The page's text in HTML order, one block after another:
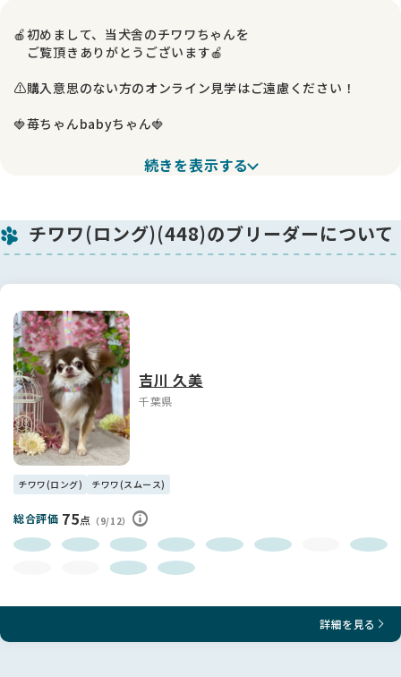
🍎初めまして、当犬舎のチワワちゃんを
ご覧頂きありがとうございます🍎
⚠️購入意思のない方のオンライン見学はご遠慮ください！
🍓苺ちゃんbabyちゃん🍓
温厚な性格で天真爛漫な子！
ご飯もしっかり食べ、健康上特に問題、
ございません。
6月29日
✅6種混合ワクチン済
✅マイクロチップ装着済
8月12日
✅6種混合ワクチン2回目接種済
🐶パパ→ブラックタンホワイト(空くん)
🐶ママ→パーティー(苺ちゃん)
❤️可愛い子ですので、ご見学でお写真以上に、可愛い姿をご覧
てお勧めできます❤️
⚠️見学の際、他犬舎様、ペットショップへのお立ち寄りはご遠
慮下さい。仔犬ちゃんへの感染症予防のためご協力お願いしま
続きを表示する
チワワ(ロング)(448)のブリーダーについて
吉川 久美
千葉県
チワワ(ロング) チワワ(スムース)
総合評価 75点 （9/12）
詳細を見る